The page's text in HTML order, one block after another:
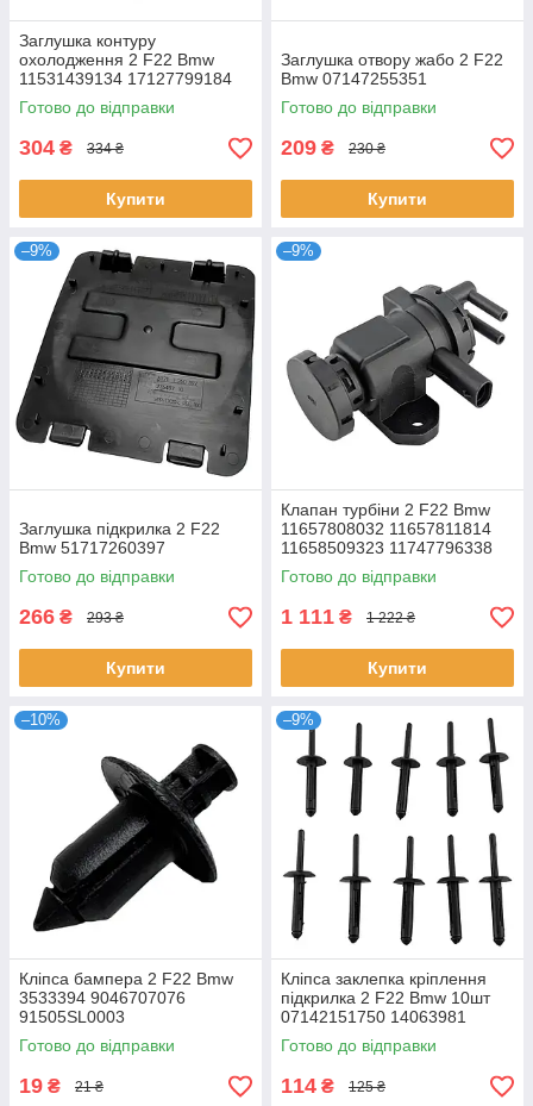
Заглушка контуру
охолодження 2 F22 Bmw
11531439134 17127799184
7799184
Готово до відправки
304 ₴ 334 ₴
Купити
Заглушка отвору жабо 2 F22
Bmw 07147255351
Готово до відправки
209 ₴ 230 ₴
Купити
–9%
Заглушка підкрилка 2 F22
Bmw 51717260397
Готово до відправки
266 ₴ 293 ₴
Купити
–9%
Клапан турбіни 2 F22 Bmw
11657808032 11657811814
11658509323 11747796338
7796338 7808032 7811814,
Готово до відправки
1 111 ₴ 1 222 ₴
Купити
–10%
Кліпса бампера 2 F22 Bmw
3533394 9046707076
91505SL0003
Готово до відправки
19 ₴ 21 ₴
–9%
Кліпса заклепка кріплення
підкрилка 2 F22 Bmw 10шт
07142151750 14063981
6500911 2151750 N803043S
34201631
Готово до відправки
114 ₴ 125 ₴